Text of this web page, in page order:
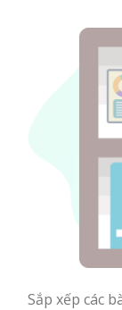
Sắp xếp các